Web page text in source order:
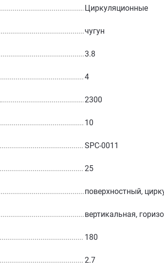
Циркуляционные
чугун
3.8
4
2300
10
SPC-0011
25
поверхностный,
вертикальная,
180
2.7